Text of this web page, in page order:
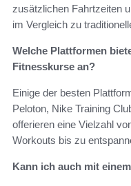
zusätzlichen Fahrtzeiten
im Vergleich zu
Welche Plattformen
Fitnesskurse an?
Einige der besten
Peloton, Nike Training
offerieren eine Vielzahl
Workouts bis zu
Kann ich auch mit